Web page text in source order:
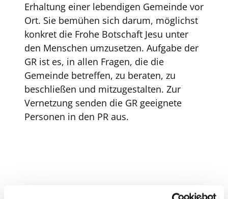
Erhaltung einer lebendigen Gemeinde vor
Ort. Sie bemühen sich darum, möglichst
konkret die Frohe Botschaft Jesu unter
den Menschen umzusetzen. Aufgabe der
GR ist es, in allen Fragen, die die
Gemeinde betreffen, zu beraten, zu
beschließen und mitzugestalten. Zur
Vernetzung senden die GR geeignete
Personen in den PR aus.